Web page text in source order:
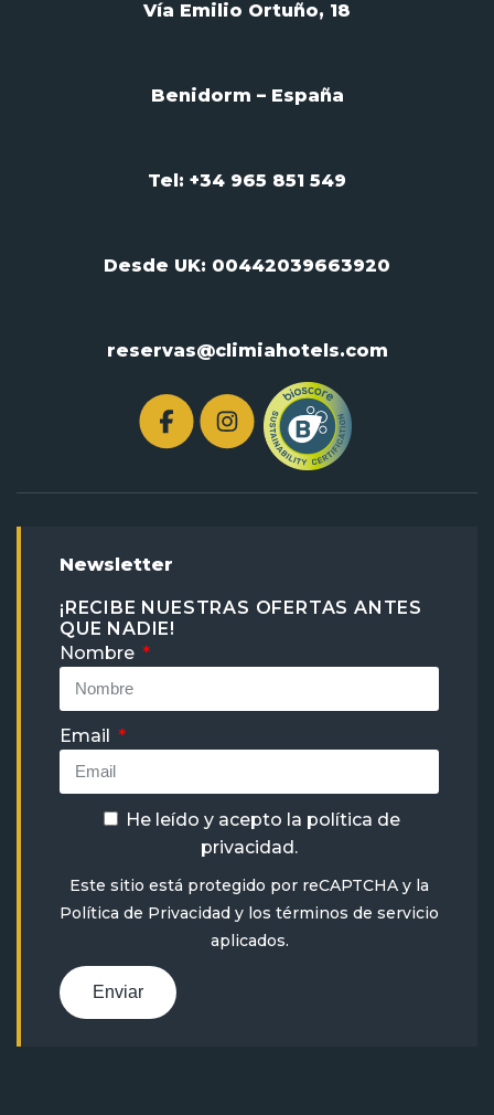
Vía Emilio Ortuño, 18
Benidorm – España
Tel: +34 965 851 549
Desde UK: 00442039663920
reservas@climiahotels.com
Newsletter
¡RECIBE NUESTRAS OFERTAS ANTES
QUE NADIE!
Nombre
Email
He leído y acepto la política de
privacidad.
Este sitio está protegido por reCAPTCHA y la
Política de Privacidad y los términos de servicio
aplicados.
Enviar